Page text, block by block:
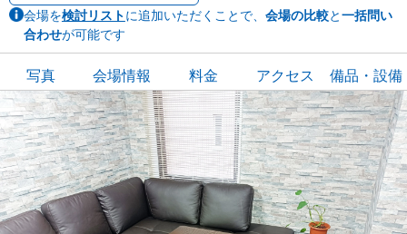
会場を検討リストに追加いただくことで、 会場の比較と一括問い
合わせが可能です
写真 会場情報 料金 アクセス 備品・設備